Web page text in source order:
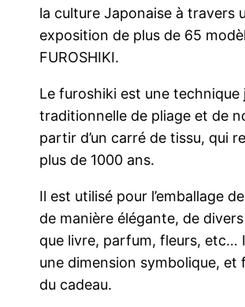
la culture Japonaise à travers
exposition de plus de 65
FUROSHIKI.
Le furoshiki est une technique
traditionnelle de pliage et de
partir d’un carré de tissu, qui
plus de 1000 ans.
Il est utilisé pour l’emballage
de manière élégante, de
que livre, parfum, fleurs, etc…
une dimension symbolique, et
du cadeau.